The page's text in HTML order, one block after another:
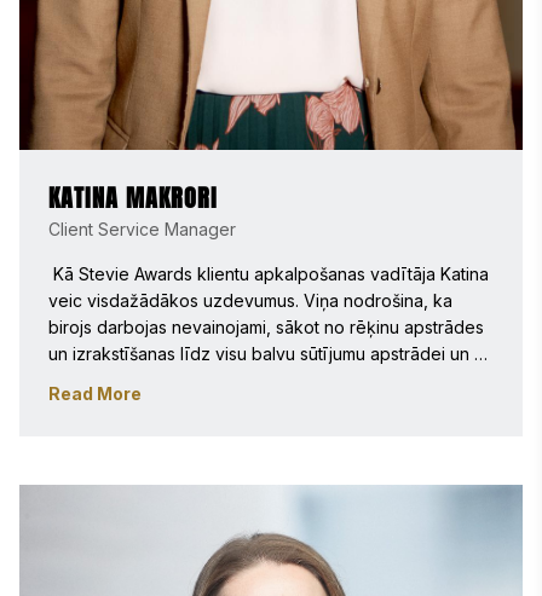
KATINA MAKRORI
Client Service Manager
Kā Stevie Awards klientu apkalpošanas vadītāja Katina
veic visdažādākos uzdevumus. Viņa nodrošina, ka
birojs darbojas nevainojami, sākot no rēķinu apstrādes
un izrakstīšanas līdz visu balvu sūtījumu apstrādei un
kopš 2014. gada oktobra un ir palīdzējusi vairākās
grādu Boston College Wallace E. Carroll School of
Read More